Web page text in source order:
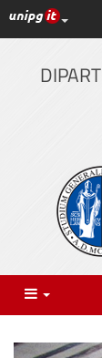
Vai
al
contenuto
principale
Link
Menu